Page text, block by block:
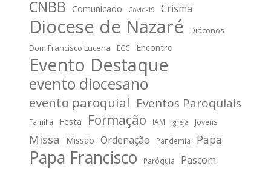
CNBB Comunicado Covid-19 Crisma
Diocese de Nazaré
Diáconos
Dom Francisco Lucena
ECC Encontro
Evento Destaque
evento diocesano
evento paroquial Eventos Paroquiais
Família Festa Formação IAM Igreja Jovens
Missa Missão Ordenação Pandemia Papa
Papa Francisco Paróquia
Pascom